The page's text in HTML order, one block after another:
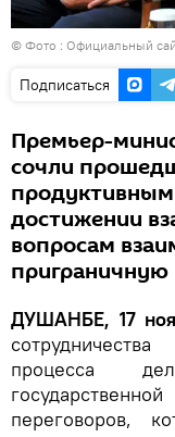
© Фото : Официальный
Подписаться
Премьер-
сочли
достижении
вопросам
ДУШАНБЕ, 17
процесса
переговоров,